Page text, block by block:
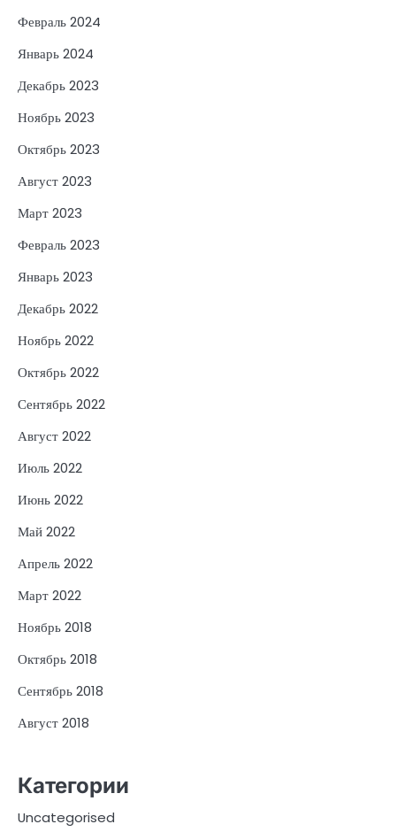
Февраль 2024
Январь 2024
Декабрь 2023
Ноябрь 2023
Октябрь 2023
Август 2023
Март 2023
Февраль 2023
Январь 2023
Декабрь 2022
Ноябрь 2022
Октябрь 2022
Сентябрь 2022
Август 2022
Июль 2022
Июнь 2022
Май 2022
Апрель 2022
Март 2022
Ноябрь 2018
Октябрь 2018
Сентябрь 2018
Август 2018
Категории
Uncategorised